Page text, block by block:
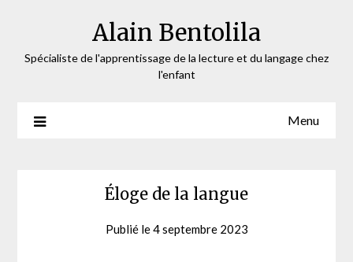
Alain Bentolila
Spécialiste de l'apprentissage de la lecture et du langage chez
l'enfant
Menu
Éloge de la langue
Publié le4 septembre 2023